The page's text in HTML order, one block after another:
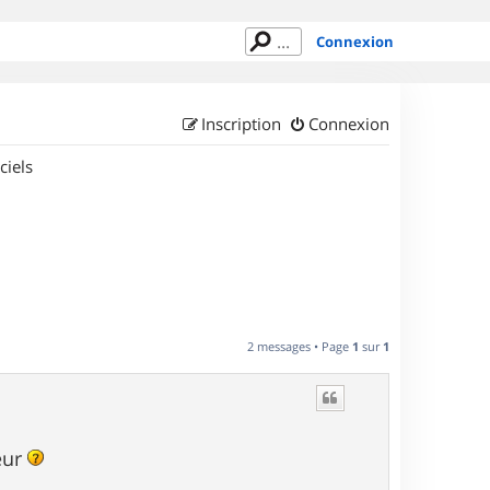
Connexion
Connexion
Inscription
2 messages • Page 1 sur 1